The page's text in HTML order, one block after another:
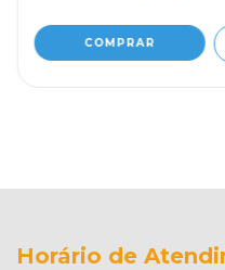
COMPRAR
Horário de